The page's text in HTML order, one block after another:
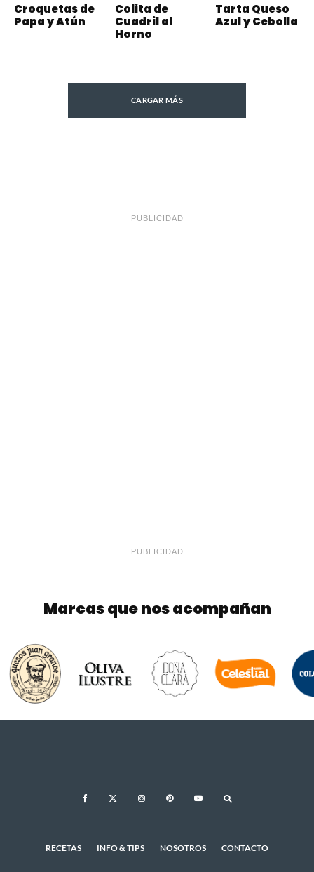
Croquetas de
Papa y Atún
Colita de
Cuadril al
Horno
Tarta Queso
Azul y Cebolla
CARGAR MÁS
PUBLICIDAD
PUBLICIDAD
Marcas que nos acompañan
RECETAS INFO & TIPS NOSOTROS CONTACTO